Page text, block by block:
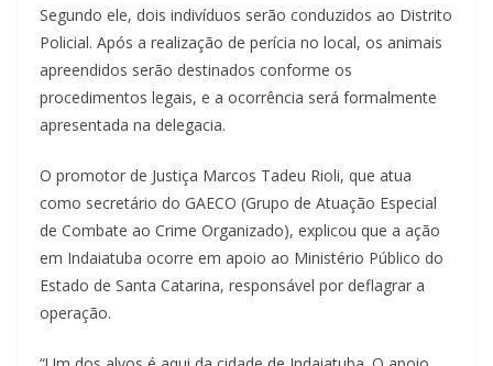
Segundo ele, dois indivíduos serão conduzidos ao Distrito
Policial. Após a realização de perícia no local, os animais
apreendidos serão destinados conforme os
procedimentos legais, e a ocorrência será formalmente
apresentada na delegacia.
O promotor de Justiça Marcos Tadeu Rioli, que atua
como secretário do GAECO (Grupo de Atuação Especial
de Combate ao Crime Organizado), explicou que a ação
em Indaiatuba ocorre em apoio ao Ministério Público do
Estado de Santa Catarina, responsável por deflagrar a
operação.